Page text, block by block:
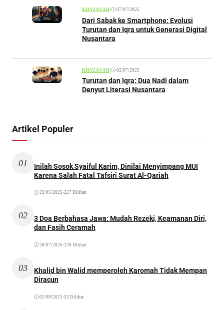
KHAZANAH• 07/07/2025
Dari Sabak ke Smartphone: Evolusi
Turutan dan Iqra untuk Generasi Digital
Nusantara
KHAZANAH• 02/07/2025
Turutan dan Iqra: Dua Nadi dalam
Denyut Literasi Nusantara
Artikel Populer
01
Inilah Sosok Syaiful Karim, Dinilai Menyimpang MUI
Karena Salah Fatal Tafsiri Surat Al-Qariah
22/05/2025 •227 Dilihat
02
3 Doa Berbahasa Jawa: Mudah Rezeki, Keamanan Diri,
dan Fasih Ceramah
26/07/2025 •126 Dilihat
03
Khalid bin Walid memperoleh Karomah Tidak Mempan
Diracun
02/09/2021 •53 Dilihat